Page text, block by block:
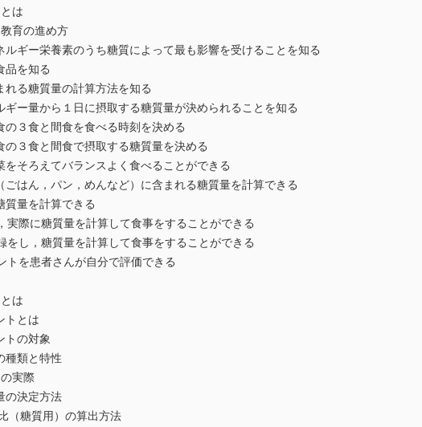
は
育の進め方
ー栄養素のうち糖質によって最も影響を受けることを知る
を知る
る糖質量の計算方法を知る
ー量から１日に摂取する糖質量が決められることを知る
３食と間食を食べる時刻を決める
３食と間食で摂取する糖質量を決める
そろえてバランスよく食べることができる
はん，パン，めんなど）に含まれる糖質量を計算できる
量を計算できる
際に糖質量を計算して食事をすることができる
し，糖質量を計算して食事をすることができる
を患者さんが自分で評価できる
は
とは
の対象
類と特性
実際
決定方法
糖質用）の算出方法